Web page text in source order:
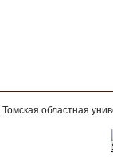
Томская областная